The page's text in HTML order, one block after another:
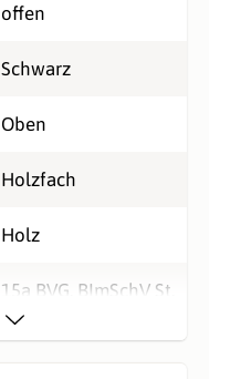
offen
Schwarz
Oben
Holzfach
Holz
15a BVG , BImSchV St.
2, LRV Schweiz